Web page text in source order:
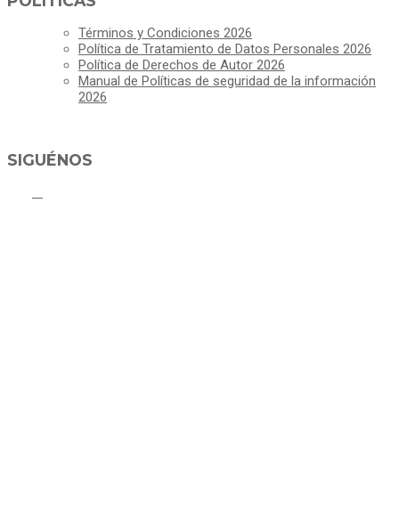
Términos y Condiciones 2026
Política de Tratamiento de Datos Personales 2026
Política de Derechos de Autor 2026
Manual de Políticas de seguridad de la información
2026
SIGUÉNOS